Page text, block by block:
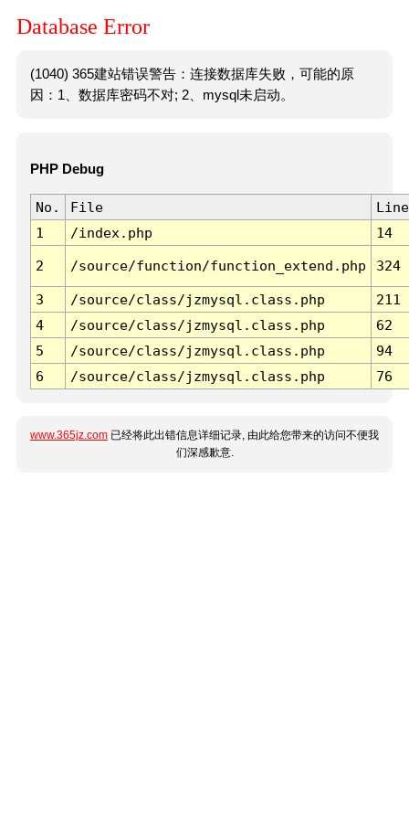
Database Error
(1040) 365建站错误警告：连接数据库失败，可能的原
因：1、数据库密码不对; 2、mysql未启动。
PHP Debug
No. File
Line
1
/index.php 14
2 /source/function/function_extend.php 324
3 /source/class/jzmysql.class.php
211
4
/source/class/jzmysql.class.php
62
5
/source/class/jzmysql.class.php
94
6
/source/class/jzmysql.class.php 76
www.365jz.com 已经将此出错信息详细记录, 由此给您带来的访问不便我
们深感歉意.